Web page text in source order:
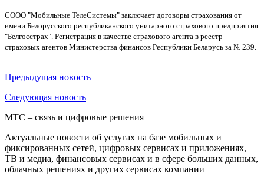
СООО "Мобильные ТелеСистемы" заключает договоры страхования от
имени Белорусского республиканского унитарного страхового предприятия
"Белгосстрах". Регистрация в качестве страхового агента в реестр
страховых агентов Министерства финансов Республики Беларусь за № 239.
Предыдущая новость
Следующая новость
МТС – связь и цифровые решения
Актуальные новости об услугах на базе мобильных и
фиксированных сетей, цифровых сервисах и приложениях,
ТВ и медиа, финансовых сервисах и в сфере больших данных,
облачных решениях и других сервисах компании